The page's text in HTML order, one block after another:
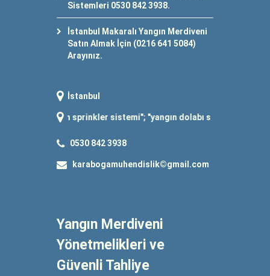
Sistemleri 0530 842 3938.
İstanbul Makaralı Yangın Merdiveni
Satın Almak İçin (0216 641 5084)
Arayınız.
İstanbul
yangın sprinkler sistemi "; " yangın dolabı satışı"; "yangın tüpü
0530 842 3938
karabogamuhendislik©gmail.com
Yangın Merdiveni
Yönetmelikleri ve
Güvenli Tahliye